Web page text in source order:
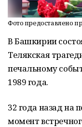
Фото предоставлено
В Башкирии
Телякская
печальному
1989 года.
32 года назад на
момент